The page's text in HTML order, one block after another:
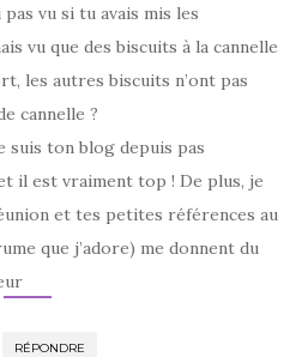
pas vu si tu avais mis les
vu que des biscuits à la cannelle
les autres biscuits n’ont pas
cannelle ?
suis ton blog depuis pas
il est vraiment top ! De plus, je
et tes petites références au
que j’adore) me donnent du
RÉPONDRE